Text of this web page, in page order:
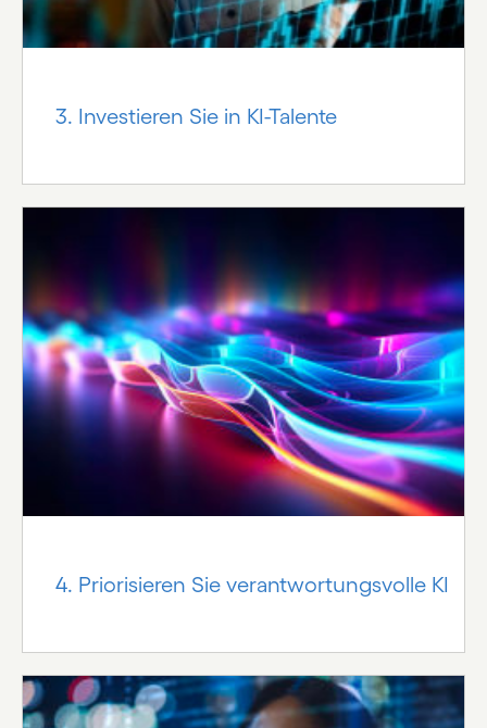
3. Investieren Sie in KI-Talente
4. Priorisieren Sie verantwortungsvolle KI